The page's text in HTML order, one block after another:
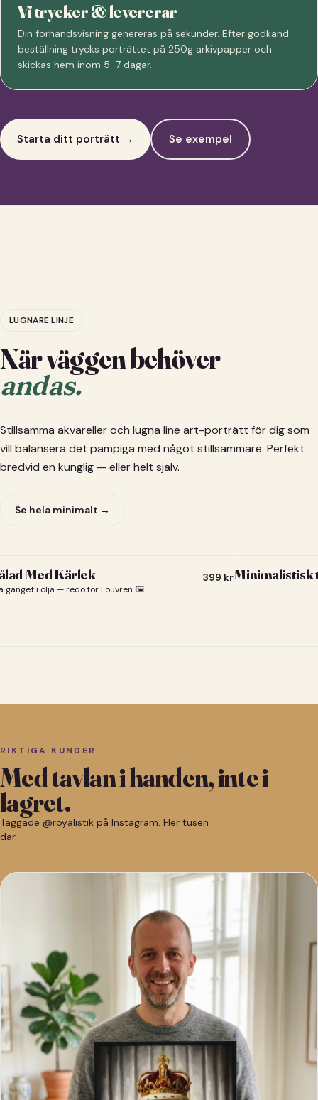
Vi trycker & levererar
Din förhandsvisning genereras på sekunder. Efter godkänd
beställning trycks porträttet på 250g arkivpapper och
skickas hem inom 5–7 dagar.
Starta ditt porträtt → Se exempel
LUGNARE LINJE
När väggen behöver
andas.
Stillsamma akvareller och lugna line art-porträtt för dig som
vill balansera det pampiga med något stillsammare. Perfekt
bredvid en kunglig — eller helt själv.
Se hela minimalt →
Med Kärlek
gänget i olja — redo för Louvren 🖼️
399 krMinimalistisk
RIKTIGA KUNDER
Med tavlan i handen, inte i
lagret.
Taggade @royalistik på Instagram. Fler tusen
där.